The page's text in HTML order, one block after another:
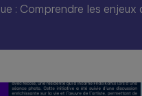
: Comprendre les enjeux